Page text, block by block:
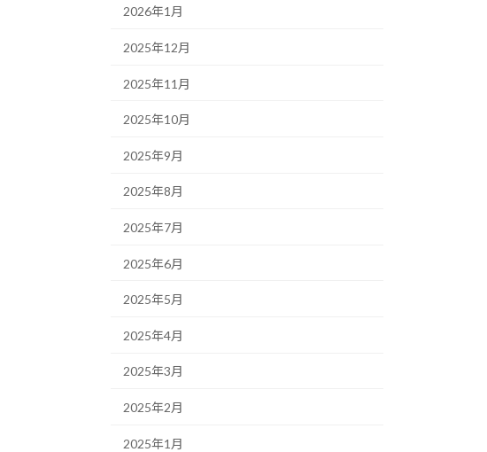
2026年1月
2025年12月
2025年11月
2025年10月
2025年9月
2025年8月
2025年7月
2025年6月
2025年5月
2025年4月
2025年3月
2025年2月
2025年1月